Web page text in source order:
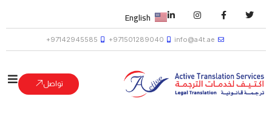
info@a4t.ae
971501289040+
97142945585+
English
تواصل